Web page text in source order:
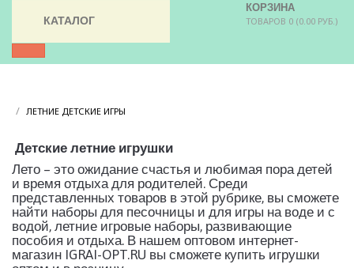
КОРЗИНА
ТОВАРОВ 0 (0.00 РУБ.)
КАТАЛОГ
/ ЛЕТНИЕ ДЕТСКИЕ ИГРЫ
Детские летние игрушки
Лето – это ожидание счастья и любимая пора детей
и время отдыха для родителей. Среди
представленных товаров в этой рубрике, вы сможете
найти наборы для песочницы и для игры на воде и с
водой, летние игровые наборы, развивающие
пособия и отдыха. В нашем оптовом интернет-
магазин IGRAI-OPT.RU вы сможете купить игрушки